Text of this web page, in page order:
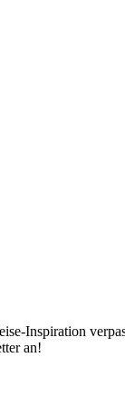
Inspiration
an!